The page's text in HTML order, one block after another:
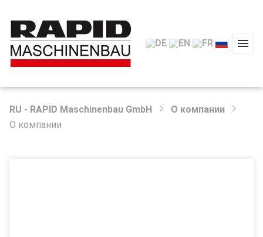
Type 2 or more characters for results.
Начало
RU - RAPID Maschinenbau GmbH
О компании
О компании